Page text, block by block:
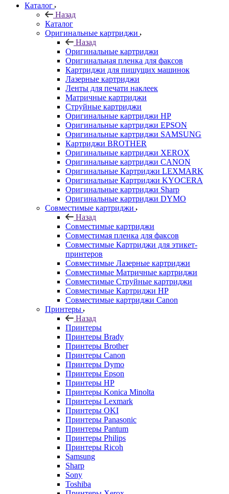
Каталог
Назад
Каталог
Оригинальные картриджи
Назад
Оригинальные картриджи
Оригинальная пленка для факсов
Картриджи для пишущих машинок
Лазерные картриджи
Ленты для печати наклеек
Матричные картриджи
Струйные картриджи
Оригинальные картриджи HP
Оригинальные картриджи EPSON
Оригинальные картриджи SAMSUNG
Картриджи BROTHER
Оригинальные картриджи XEROX
Оригинальные картриджи CANON
Оригинальные Картриджи LEXMARK
Оригинальные Картриджи KYOCERA
Оригинальные картриджи Sharp
Оригинальные картриджи DYMO
Совместимые картриджи
Назад
Совместимые картриджи
Совместимая пленка для факсов
Совместимые Картриджи для этикет-
принтеров
Совместимые Лазерные картриджи
Совместимые Матричные картриджи
Совместимые Струйные картриджи
Совместимые Картриджи HP
Совместимые картриджи Canon
Принтеры
Назад
Принтеры
Принтеры Brady
Принтеры Brother
Принтеры Canon
Принтеры Dymo
Принтеры Epson
Принтеры HP
Принтеры Konica Minolta
Принтеры Lexmark
Принтеры OKI
Принтеры Panasonic
Принтеры Pantum
Принтеры Philips
Принтеры Ricoh
Samsung
Sharp
Sony
Toshiba